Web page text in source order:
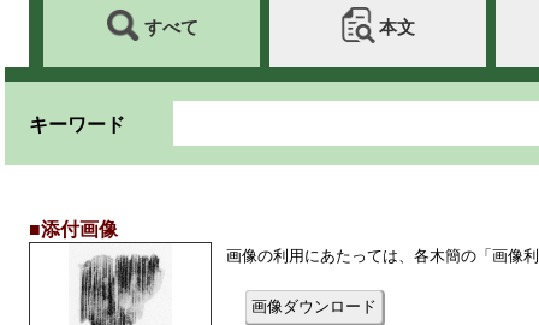
すべて 本文
キーワード
■添付画像
画像の利用にあたっては、各木簡の「画像
画像ダウンロード